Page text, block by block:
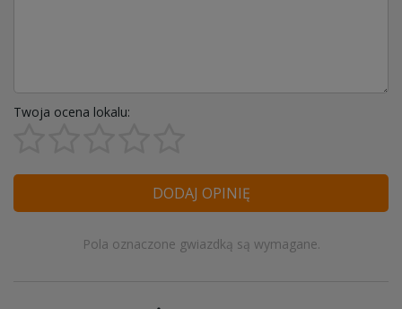
Twoja ocena lokalu:
DODAJ OPINIĘ
Pola oznaczone gwiazdką są wymagane.